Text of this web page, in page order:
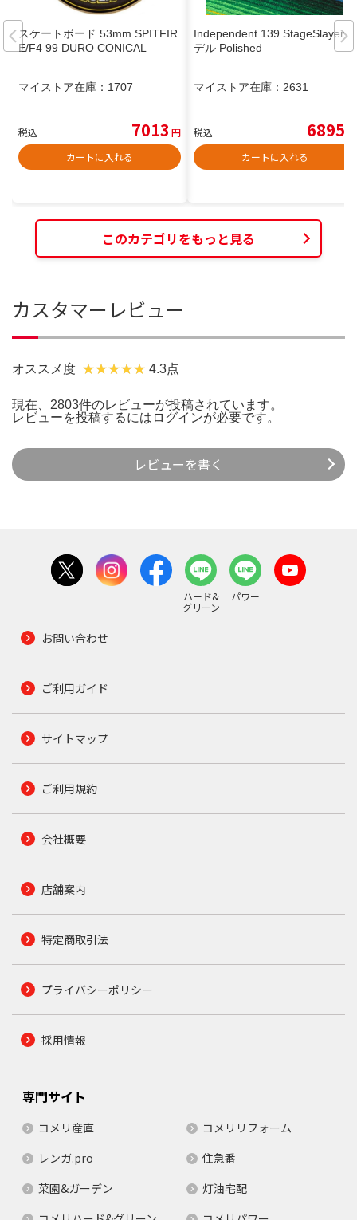
スケートボード 53mm SPITFIR
E/F4 99 DURO CONICAL
マイストア在庫： 1707
税込 7013 円
カートに入れる
Independent 139 StageSlayerモ
デル Polished
マイストア在庫： 2631
税込 6895
カートに入れる
このカテゴリをもっと見る
カスタマーレビュー
オススメ度 4.3点
現在、2803件のレビューが投稿されています。
レビューを投稿するには ログインが必要です。
レビューを書く
ハード&
グリーン
パワー
お問い合わせ
ご利用ガイド
サイトマップ
ご利用規約
会社概要
店舗案内
特定商取引法
プライバシーポリシー
採用情報
専門サイト
コメリ産直
コメリリフォーム
レンガ.pro
住急番
菜園&ガーデン
灯油宅配